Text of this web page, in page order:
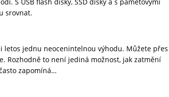
srovnat.
jednu neocenintelnou výhodu. Můžete přes
Rozhodně to není jediná možnost, jak zatmění
zapomíná…